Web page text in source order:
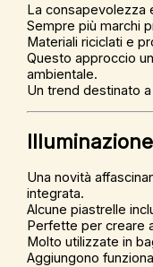
La consapevolezza
Sempre più marchi
Materiali riciclati e
Questo approccio
ambientale.
Un trend destinato
Una novità
integrata.
Alcune piastrelle
Perfette per creare
Molto utilizzate in
Aggiungono